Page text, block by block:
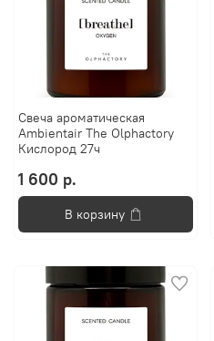
Свеча ароматическая
Ambientair The Olphactory
Кислород 27ч
1 600 р.
В корзину